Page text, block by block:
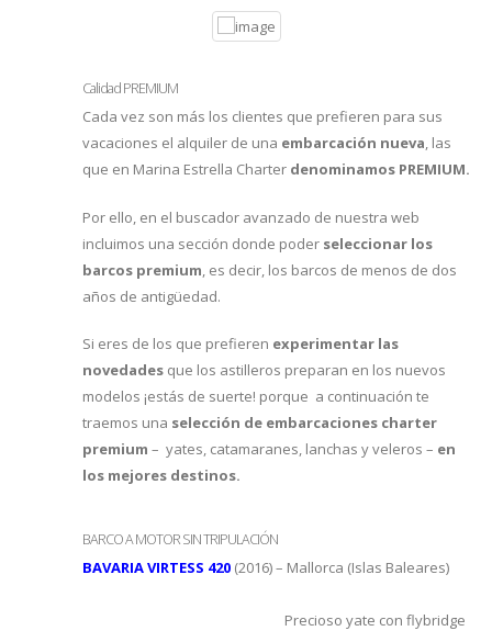
Calidad PREMIUM
Cada vez son más los clientes que prefieren para sus
vacaciones el alquiler de una embarcación nueva, las
que en Marina Estrella Charter denominamos PREMIUM.
Por ello, en el buscador avanzado de nuestra web
incluimos una sección donde poder seleccionar los
barcos premium , es decir, los barcos de menos de dos
años de antigüedad.
Si eres de los que prefieren experimentar las
novedades que los astilleros preparan en los nuevos
modelos ¡estás de suerte! porque a continuación te
traemos una selección de embarcaciones charter
premium – yates, catamaranes, lanchas y veleros – en
los mejores destinos.
BARCO A MOTOR SIN TRIPULACIÓN
BAVARIA VIRTESS 420 (2016) – Mallorca (Islas Baleares)
Precioso yate con flybridge